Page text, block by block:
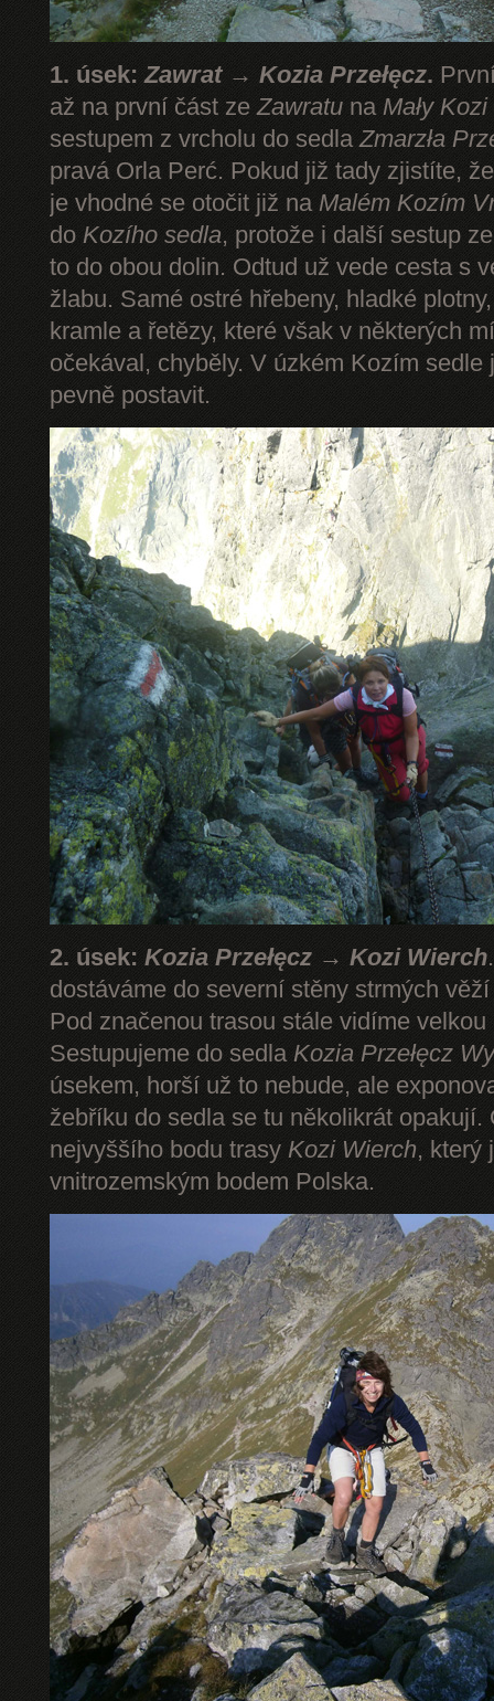
1. úsek:Zawrat → Kozia Przełęcz.
až na první část zeZawratu naMały Kozi
sestupem z vrcholu do sedlaZmarzła
pravá Orla Perć. Pokud již tady zjistíte,
je vhodné se otočit již na Malém Kozím
do Kozího sedla, protože i další sestup
to do obou dolin. Odtud už vede cesta s
žlabu. Samé ostré hřebeny, hladké
kramle a řetězy, které však v některých
očekával, chyběly. V úzkém Kozím sedle
pevně postavit.
2. úsek: Kozia Przełęcz → Kozi Wierch
dostáváme do severní stěny strmých
Pod značenou trasou stále vidíme
Sestupujeme do sedla Kozia Przełęcz
úsekem, horší už to nebude, ale
žebříku do sedla se tu několikrát opakují.
nejvyššího bodu trasy Kozi Wierch, který
vnitrozemským bodem Polska.